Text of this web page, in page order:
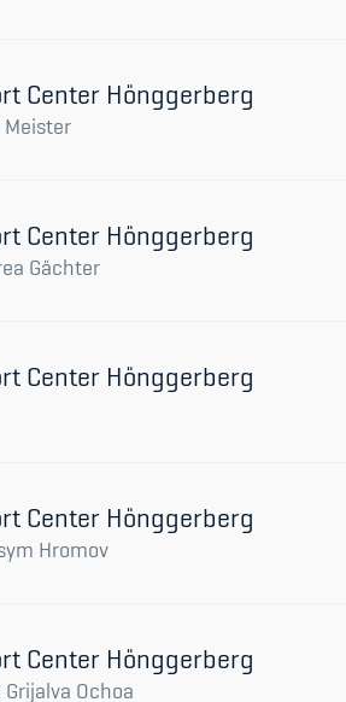
Center Hönggerberg
Meister
Center Hönggerberg
Gächter
Center Hönggerberg
Center Hönggerberg
Hromov
Center Hönggerberg
Ochoa